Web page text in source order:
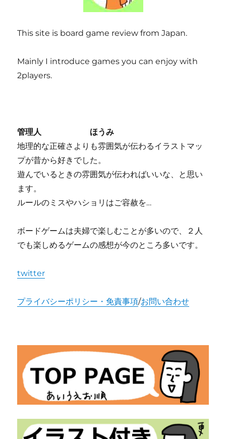
This site is board game review from Japan.
Mainly I introduce games you can enjoy with
2players.
管理人 ほうみ
地理的な正確さよりも雰囲気が伝わるイラストマッ
プが昔から好きでした。
遊んでいるときの雰囲気が伝わればいいな、と思い
ます。
ルールのミスやハショリはご容赦を…
ボードゲームは夫婦で楽しむことが多いので、２人
でも楽しめるゲームの感想が今のところ多いです。
twitter
プライバシーポリシー・免責事項/お問い合わせ